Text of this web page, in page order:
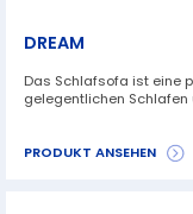
DREAM
Das Schlafsofa ist eine
gelegentlichen
PRODUKT ANSEHEN